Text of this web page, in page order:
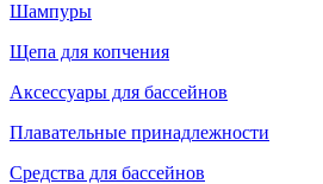
Шампуры
Щепа для копчения
Аксессуары для бассейнов
Плавательные принадлежности
Средства для бассейнов